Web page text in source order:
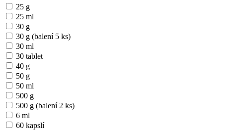
25 g
25 ml
30 g
30 g (balení 5 ks)
30 ml
30 tablet
40 g
50 g
50 ml
500 g
500 g (balení 2 ks)
6 ml
60 kapslí